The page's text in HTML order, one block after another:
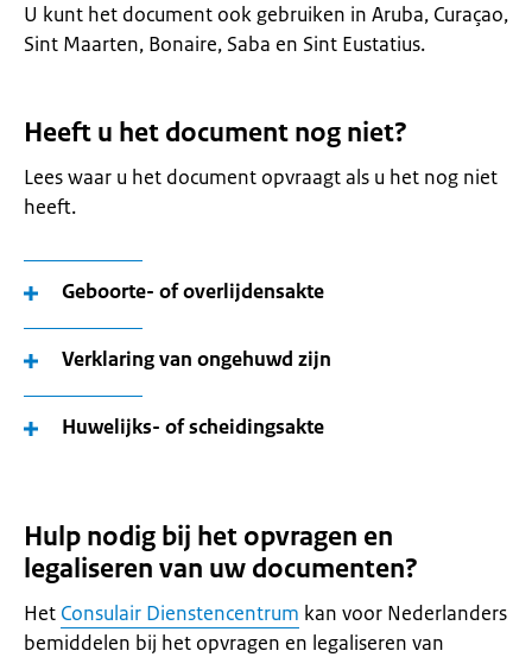
U kunt het document ook gebruiken in Aruba, Curaçao,
Sint Maarten, Bonaire, Saba en Sint Eustatius.
Heeft u het document nog niet?
Lees waar u het document opvraagt als u het nog niet
heeft.
Geboorte- of overlijdensakte
Verklaring van ongehuwd zijn
Huwelijks- of scheidingsakte
Hulp nodig bij het opvragen en
legaliseren van uw documenten?
Het Consulair Dienstencentrum kan voor Nederlanders
bemiddelen bij het opvragen en legaliseren van